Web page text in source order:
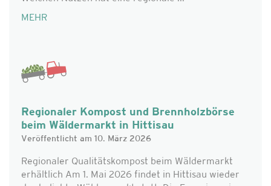
MEHR
Regionaler Kompost und Brennholzbörse
beim Wäldermarkt in Hittisau
Veröffentlicht am 10. März 2026
Regionaler Qualitätskompost beim Wäldermarkt
erhältlich Am 1. Mai 2026 findet in Hittisau wieder